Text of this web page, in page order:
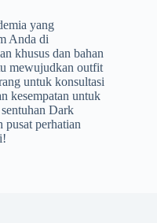
yang
Anda di
khusus dan bahan
mewujudkan outfit
untuk konsultasi
kesempatan untuk
Dark
pusat perhatian